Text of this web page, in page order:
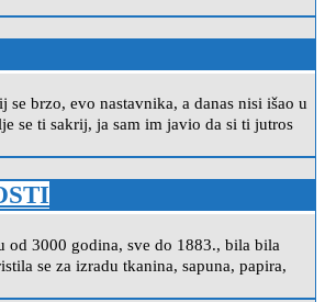
se brzo, evo nastavnika, a danas nisi išao u
se ti sakrij, ja sam im javio da si ti jutros
od 3000 godina, sve do 1883., bila bila
se za izradu tkanina, sapuna, papira,